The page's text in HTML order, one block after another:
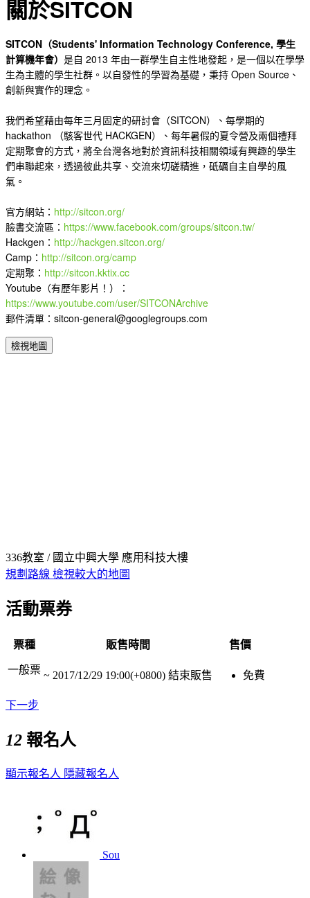
關於SITCON
SITCON（Students' Information Technology Conference, 學生
計算機年會） 是自 2013 年由一群學生自主性地發起，是一個以在學學
生為主體的學生社群。以自發性的學習為基礎，秉持 Open Source、
創新與實作的理念。
我們希望藉由每年三月固定的研討會（SITCON）、每學期的
hackathon （駭客世代 HACKGEN）、每年暑假的夏令營及兩個禮拜
定期聚會的方式，將全台灣各地對於資訊科技相關領域有興趣的學生
們串聯起來，透過彼此共享、交流來切磋精進，砥礪自主自學的風
氣。
官方網站： http://sitcon.org/
臉書交流區： https://www.facebook.com/groups/sitcon.tw/
Hackgen： http://hackgen.sitcon.org/
Camp： http://sitcon.org/camp
定期聚： http://sitcon.kktix.cc
Youtube（有歷年影片！）：
https://www.youtube.com/user/SITCONArchive
郵件清單：sitcon-general@googlegroups.com
檢視地圖
336教室 / 國立中興大學 應用科技大樓
規劃路線 檢視較大的地圖
活動票券
票種 販售時間 售價
一般票 ~ 2017/12/29 19:00(+0800) 結束販售 免費
下一步
12 報名人
顯示報名人 隱藏報名人
Sou